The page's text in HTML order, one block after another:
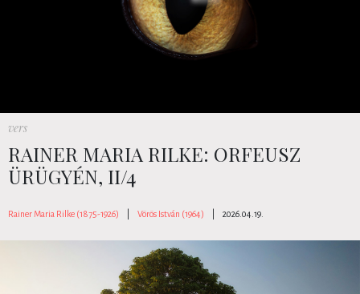
vers
RAINER MARIA RILKE: ORFEUSZ
ÜRÜGYÉN, II/4
Rainer Maria Rilke (1875-1926) Vörös István (1964) 2026.04.19.